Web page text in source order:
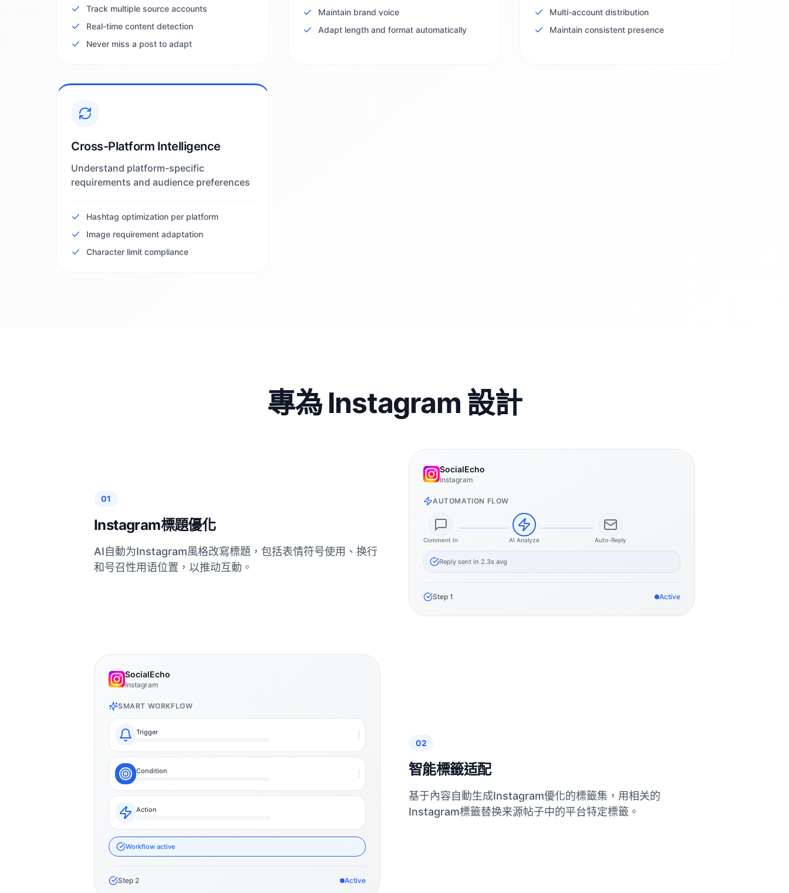
Track multiple source accounts
Real-time content detection
Never miss a post to adapt
Maintain brand voice
Adapt length and format automatically
Multi-account distribution
Maintain consistent presence
Cross-Platform Intelligence
Understand platform-specific
requirements and audience preferences
Hashtag optimization per platform
Image requirement adaptation
Character limit compliance
專為 Instagram 設計
01
Instagram標題優化
AI自動为Instagram風格改寫標題，包括表情符号使用、换行
和号召性用语位置，以推动互動。
SocialEcho
Instagram
AUTOMATION FLOW
Comment In AI Analyze Auto-Reply
Reply sent in 2.3s avg
Step 1 Active
02
智能標籤适配
基于內容自動生成Instagram優化的標籤集，用相关的
Instagram標籤替换来源帖子中的平台特定標籤。
SocialEcho
Instagram
SMART WORKFLOW
Trigger
Condition
Action
Workflow active
Step 2 Active